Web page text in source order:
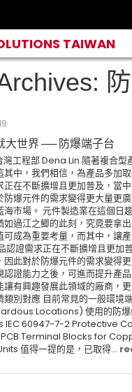
TAIWAN
大世界 ── 防爆端子台
工程部 Dena Lin 隨著複合型
其中，我們相信，為產品多加
正在不斷擴增且更加普及，當
防爆元件的需求變得更大量更
海市場。 元件製造業在這個日
如過江之鯽的此刻，究竟要拿
可成為重要考量，而其中，讓
認證需求正在不斷擴增且更加
因此對於防爆元件的需求變得
認證能力之後，可進而提升產
讓有興趣發展此領域的廠商，
類別對應 目前常見的一般環境
Locations) 使用的防
IEC 60947-7-2 Protective
Terminal Blocks for
值得一提的是，已取得...